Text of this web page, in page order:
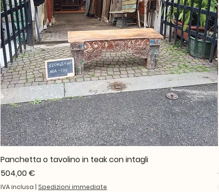
Panchetta o tavolino in teak con intagli
Prezzo
504,00 €
IVA inclusa | Spedizioni immediate